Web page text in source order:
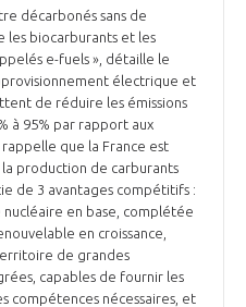
décarbonés sans de
les biocarburants et les
e-fuels », détaille le
électrique et
de réduire les émissions
à 95% par rapport aux
que la France est
production de carburants
de 3 avantages compétitifs :
en base, complétée
de grandes
capables de fournir les
compétences nécessaires, et